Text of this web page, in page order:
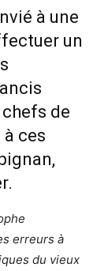
à une
un
de
ces
erreurs à
du vieux